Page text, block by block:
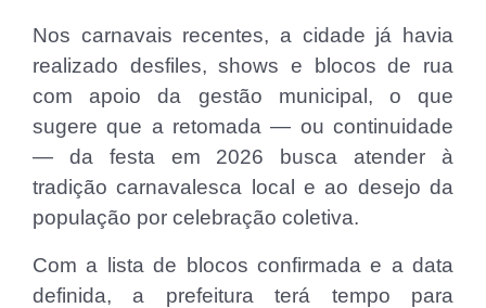
Nos carnavais recentes, a cidade já havia
realizado desfiles, shows e blocos de rua
com apoio da gestão municipal, o que
sugere que a retomada — ou continuidade
— da festa em 2026 busca atender à
tradição carnavalesca local e ao desejo da
população por celebração coletiva.
Com a lista de blocos confirmada e a data
definida, a prefeitura terá tempo para